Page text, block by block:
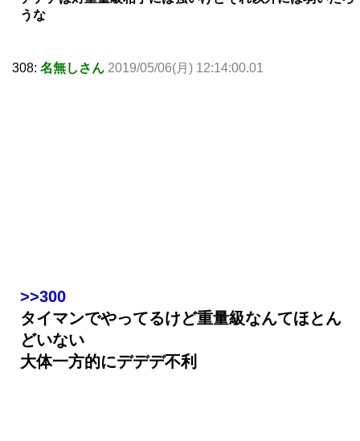
うな
308: 名無しさん 2019/05/06(月) 12:14:00.01
>>300
タイマンでやってるけど重量級なんてほとん
どいない
大体一方的にデデデ不利